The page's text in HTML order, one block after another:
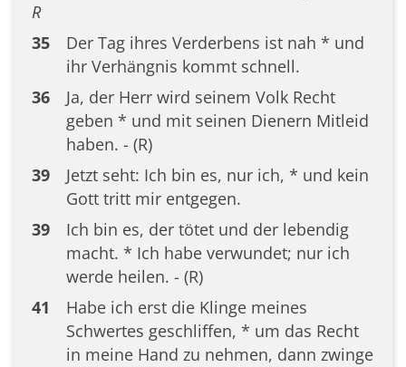
R
35
Der Tag ihres Verderbens ist nah * und
ihr Verhängnis kommt schnell.
36
Ja, der Herr wird seinem Volk Recht
geben * und mit seinen Dienern Mitleid
haben. - (R)
39
Jetzt seht: Ich bin es, nur ich, * und kein
Gott tritt mir entgegen.
39
Ich bin es, der tötet und der lebendig
macht. * Ich habe verwundet; nur ich
werde heilen. - (R)
41
Habe ich erst die Klinge meines
Schwertes geschliffen, * um das Recht
in meine Hand zu nehmen, dann zwinge